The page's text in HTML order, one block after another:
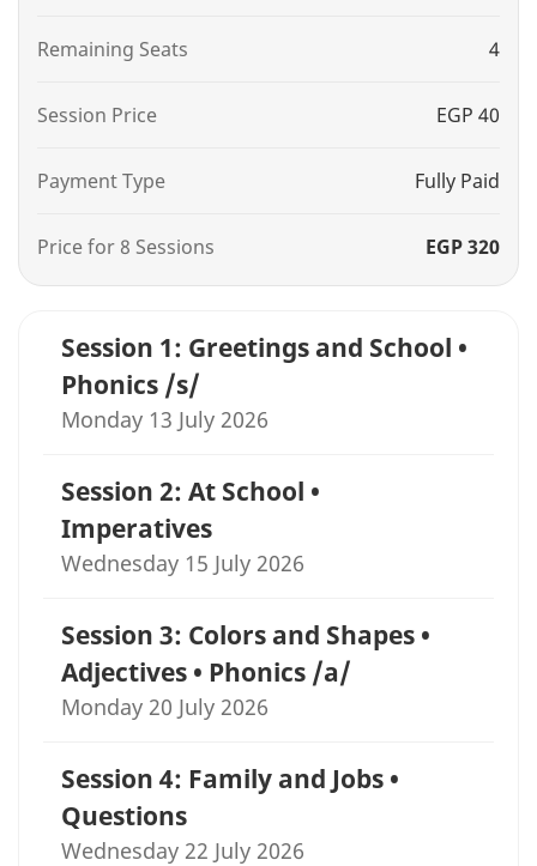
Session 1: Greetings and School •
Phonics /s/
Monday 13 July 2026
Session 2: At School •
Imperatives
Wednesday 15 July 2026
Session 3: Colors and Shapes •
Adjectives • Phonics /a/
Monday 20 July 2026
Session 4: Family and Jobs •
Questions
Wednesday 22 July 2026
Remaining Seats 4
Session Price EGP 40
Payment Type Fully Paid
Price for 8 Sessions EGP 320